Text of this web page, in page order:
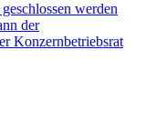
werden
der
Konzernbetriebsrat